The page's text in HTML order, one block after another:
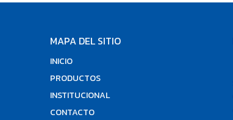
MAPA DEL SITIO
INICIO
PRODUCTOS
INSTITUCIONAL
CONTACTO